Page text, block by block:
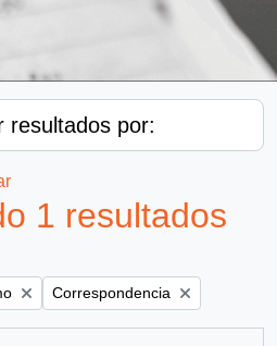
resultados por:
1 resultados
Remove filter:
Correspondencia